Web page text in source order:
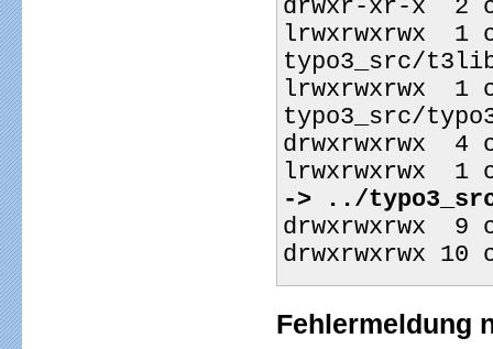
drwxr-xr-x  2
lrwxrwxrwx  1
typo3_src/
lrwxrwxrwx  1
typo3_src/
drwxrwxrwx  4
lrwxrwxrwx  1
-> ../
drwxrwxrwx  9
drwxrwxrwx 10
Fehlermeldung